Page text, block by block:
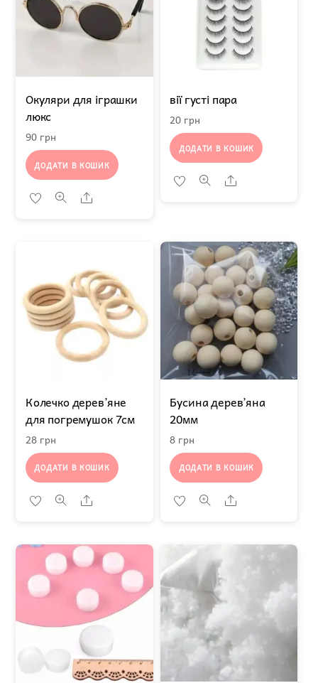
Окуляри для іграшки
люкс
90 грн
ДОДАТИ В КОШИК
Share
вії густі пара
20 грн
ДОДАТИ В КОШИК
Share
Колечко дерев’яне
для погремушок 7см
28 грн
ДОДАТИ В КОШИК
Share
Бусина дерев’яна
20мм
8 грн
ДОДАТИ В КОШИК
Share